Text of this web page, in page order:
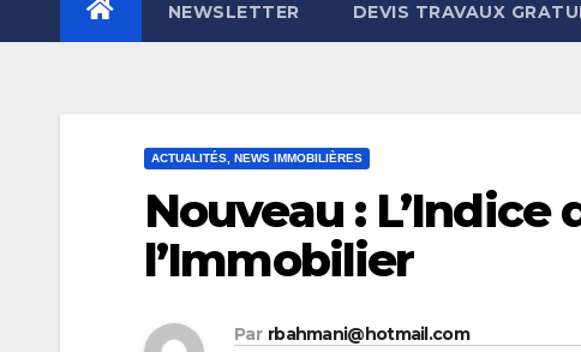
NEWSLETTER DEVIS TRAVAUX
ACTUALITÉS, NEWS IMMOBILIÈRES
Nouveau : L’Indice
l’Immobilier
Par rbahmani@hotmail.com